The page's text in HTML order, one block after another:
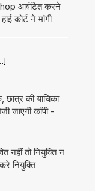
आवंटित करने
कोर्ट ने मांगी
की याचिका
जाएगी कॉपी -
नहीं तो नियुक्ति न
नियुक्ति